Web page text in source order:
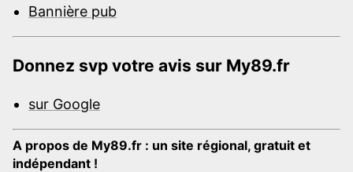
Bannière pub
Donnez svp votre avis sur My89.fr
sur Google
A propos de My89.fr : un site régional, gratuit et
indépendant !